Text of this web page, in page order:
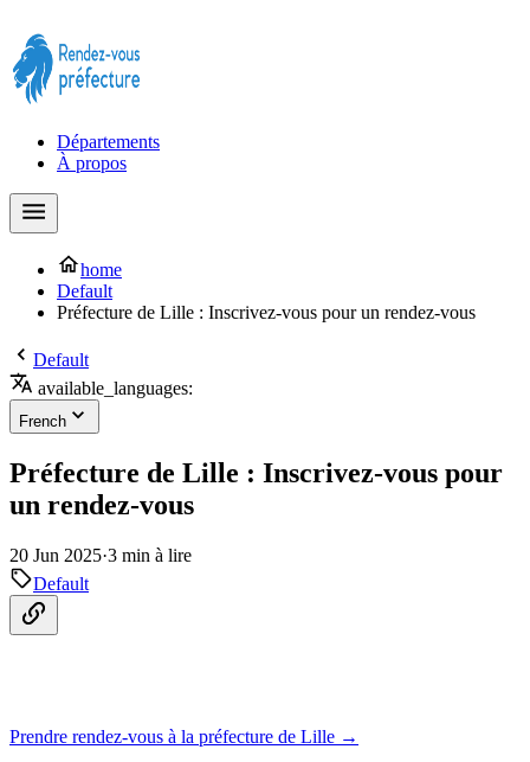
Départements
À propos
home
Default
Préfecture de Lille : Inscrivez-vous pour un rendez-vous
Default
available_languages:
French
Préfecture de Lille : Inscrivez-vous pour
un rendez-vous
20 Jun 2025·3 min à lire
Default
Prendre rendez-vous à la préfecture de Lille →